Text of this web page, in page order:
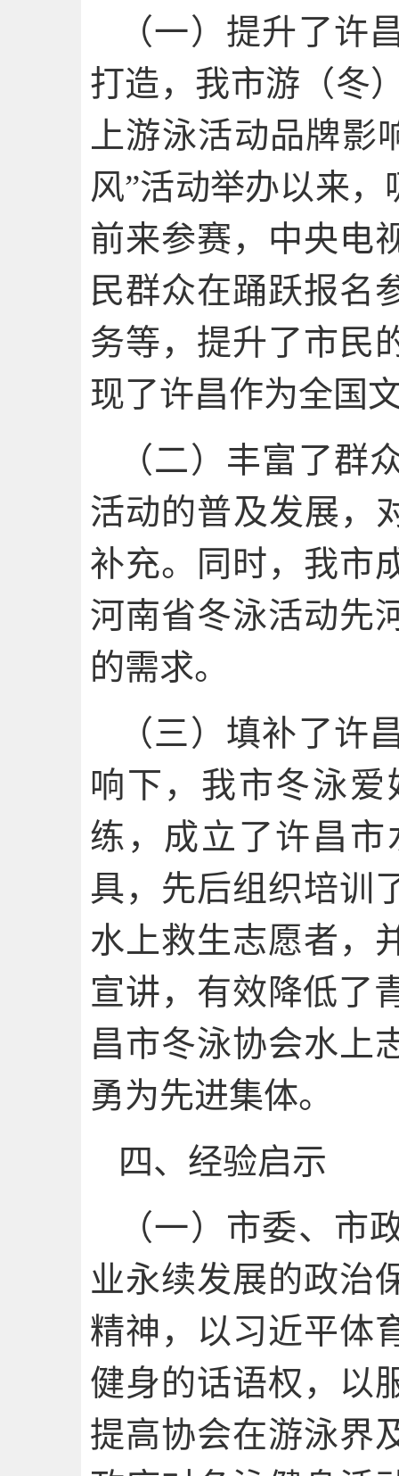
（一）提升了许
打造，我市游（冬
上游泳活动品牌
风”活动举办以来
前来参赛，中央电
民群众在踊跃报名
务等，提升了市民
现了许昌作为全国
（二）丰富了群
活动的普及发展，
补充。同时，我市
河南省冬泳活动先
的需求。
（三）填补了许
响下，我市冬泳
练，成立了许昌
具，先后组织培训
水上救生志愿者，
宣讲，有效降低了
昌市冬泳协会水上
勇为先进集体。
四、经验启示
（一）市委、市
业永续发展的政治
精神，以习近平体
健身的话语权，以
提高协会在游泳界